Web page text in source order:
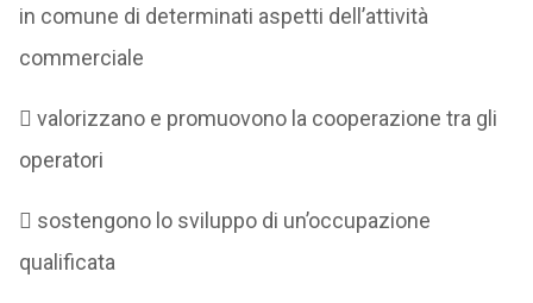
in comune di determinati aspetti dell’attività
commerciale
 valorizzano e promuovono la cooperazione tra gli
operatori
 sostengono lo sviluppo di un’occupazione
qualificata